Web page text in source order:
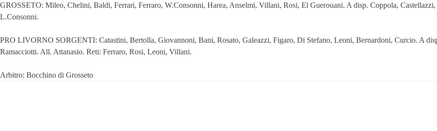
GROSSETO: Mileo, Chelini, Baldi, Ferrari, Ferraro, W.Consonni, Harea, Anselmi, Villani, Rosi, El Guerouani. A disp. Coppola,
L.Consonni.
PRO LIVORNO SORGENTI: Catastini, Bertolla, Giovannoni, Bani, Rosato, Galeazzi, Figaro, Di Stefano, Leoni, Bernardoni, Curcio. A
Ramacciotti. All. Attanasio. Reti: Ferraro, Rosi, Leoni, Villani.
Arbitro: Bocchino di Grosseto